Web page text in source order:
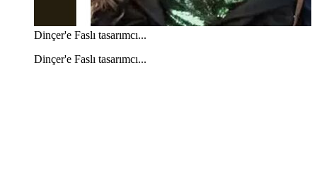
Dinçer'e Faslı tasarımcı...
Dinçer'e Faslı tasarımcı...